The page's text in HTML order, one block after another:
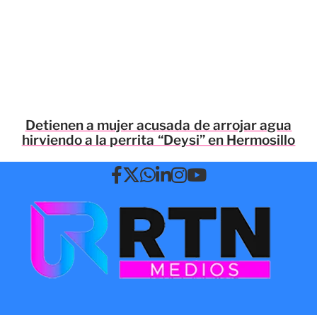
Detienen a mujer acusada de arrojar agua
hirviendo a la perrita “Deysi” en Hermosillo